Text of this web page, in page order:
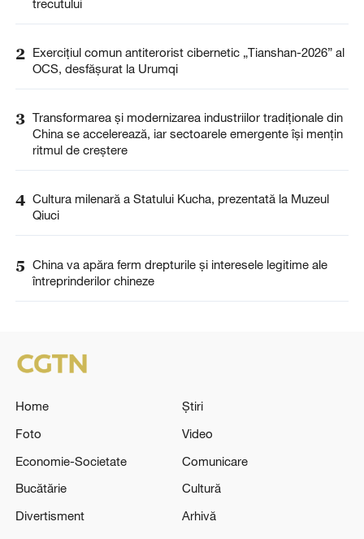
trecutului
2 Exercițiul comun antiterorist cibernetic „Tianshan-2026” al
OCS, desfășurat la Urumqi
3 Transformarea și modernizarea industriilor tradiționale din
China se accelerează, iar sectoarele emergente își mențin
ritmul de creștere
4 Cultura milenară a Statului Kucha, prezentată la Muzeul
Qiuci
5 China va apăra ferm drepturile și interesele legitime ale
întreprinderilor chineze
Home
Știri
Foto
Video
Economie-Societate
Comunicare
Bucătărie
Cultură
Divertisment
Arhivă